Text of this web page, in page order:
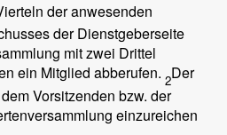
der anwesenden
der Dienstgeberseite
mit zwei Drittel
ein Mitglied abberufen. 2Der
Vorsitzenden bzw. der
einzureichen